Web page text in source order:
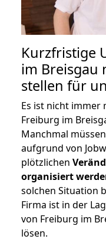
Kurzfristige
im Breisgau
stellen für
Es ist nicht immer
Freiburg im
Manchmal
aufgrund von
plötzlichen
organisiert
solchen Situation
Firma ist in der
von Freiburg im
lösen.